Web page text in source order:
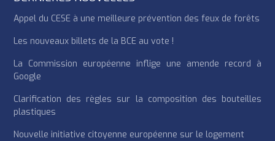
Appel du CESE à une meilleure prévention des feux de forêts
Les nouveaux billets de la BCE au vote !
La Commission européenne inflige une amende record à
Google
Clarification des règles sur la composition des bouteilles
plastiques
Nouvelle initiative citoyenne européenne sur le logement